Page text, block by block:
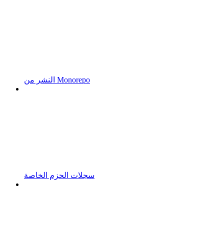
النشر من Monorepo
سجلات الحزم الخاصة